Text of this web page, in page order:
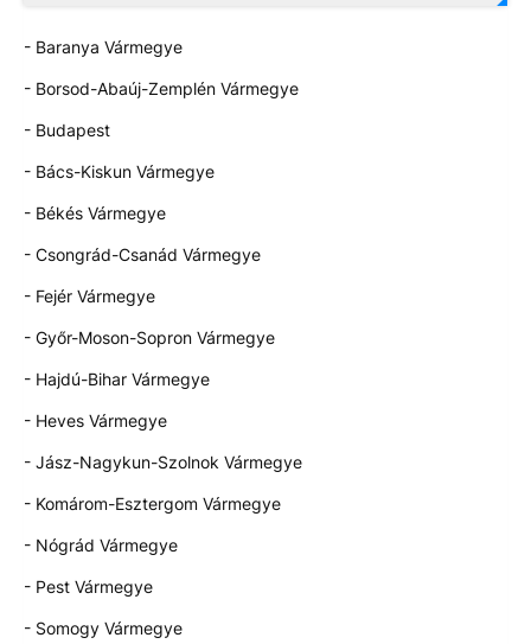
- Baranya Vármegye
- Borsod-Abaúj-Zemplén Vármegye
- Budapest
- Bács-Kiskun Vármegye
- Békés Vármegye
- Csongrád-Csanád Vármegye
- Fejér Vármegye
- Győr-Moson-Sopron Vármegye
- Hajdú-Bihar Vármegye
- Heves Vármegye
- Jász-Nagykun-Szolnok Vármegye
- Komárom-Esztergom Vármegye
- Nógrád Vármegye
- Pest Vármegye
- Somogy Vármegye